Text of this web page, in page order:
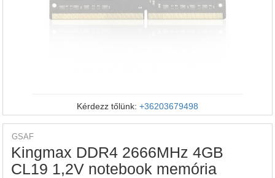
Kérdezz tőlünk: +36203679498
GSAF
Kingmax DDR4 2666MHz 4GB
CL19 1,2V notebook memória